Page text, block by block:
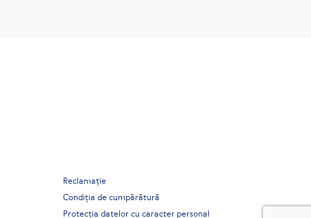
Reclamaţie
Condiția de cumpărătură
Protecția datelor cu caracter personal